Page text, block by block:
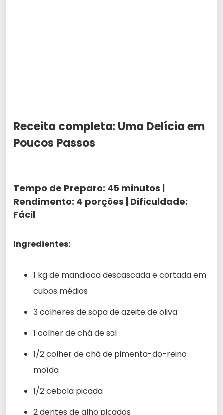
Receita completa: Uma Delícia em
Poucos Passos
Tempo de Preparo: 45 minutos |
Rendimento: 4 porções | Dificuldade:
Fácil
Ingredientes:
1 kg de mandioca descascada e cortada em
cubos médios
3 colheres de sopa de azeite de oliva
1 colher de chá de sal
1/2 colher de chá de pimenta-do-reino
moída
1/2 cebola picada
2 dentes de alho picados